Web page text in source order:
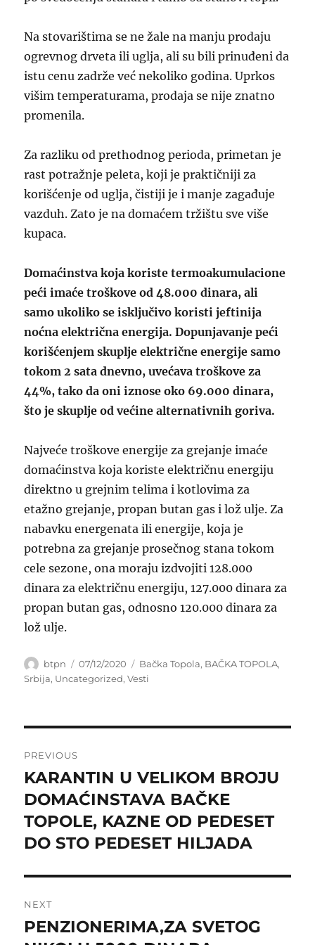
Na stovarištima se ne žale na manju prodaju
ogrevnog drveta ili uglja, ali su bili prinuđeni da
istu cenu zadrže već nekoliko godina. Uprkos
višim temperaturama, prodaja se nije znatno
promenila.
Za razliku od prethodnog perioda, primetan je
rast potražnje peleta, koji je praktičniji za
korišćenje od uglja, čistiji je i manje zagađuje
vazduh. Zato je na domaćem tržištu sve više
kupaca.
Domaćinstva koja koriste termoakumulacione
peći imaće troškove od 48.000 dinara, ali
samo ukoliko se isključivo koristi jeftinija
noćna električna energija. Dopunjavanje peći
korišćenjem skuplje električne energije samo
tokom 2 sata dnevno, uvećava troškove za
44%, tako da oni iznose oko 69.000 dinara,
što je skuplje od većine alternativnih goriva.
Najveće troškove energije za grejanje imaće
domaćinstva koja koriste električnu energiju
direktno u grejnim telima i kotlovima za
etažno grejanje, propan butan gas i lož ulje. Za
nabavku energenata ili energije, koja je
potrebna za grejanje prosečnog stana tokom
cele sezone, ona moraju izdvojiti 128.000
dinara za električnu energiju, 127.000 dinara za
propan butan gas, odnosno 120.000 dinara za
lož ulje.
Author
btpn
Posted
on
07/12/2020 Categories
Bačka Topola, BAČKA TOPOLA,
Srbija, Uncategorized,Vesti
navigation
PREVIOUS
Previous
post:
KARANTIN U VELIKOM BROJU
DOMAĆINSTAVA BAČKE
TOPOLE, KAZNE OD PEDESET
DO STO PEDESET HILJADA
NEXT
Next
PENZIONERIMA,ZA SVETOG